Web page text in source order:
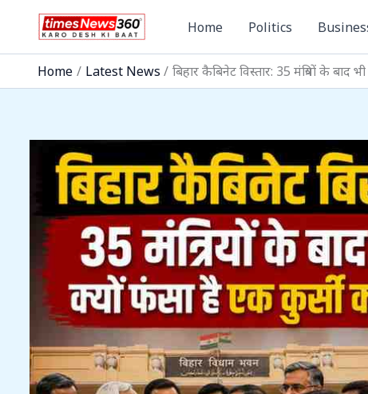
content
Home Politics
Home Latest News बिहार कैबिनेट विस्तार: 35 मंत्रियों के